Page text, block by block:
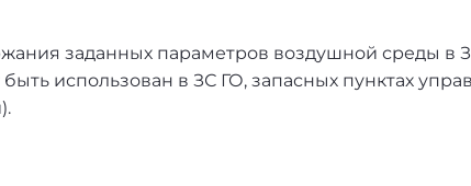
заданных параметров воздушной среды в
использован в ЗС ГО, запасных пунктах